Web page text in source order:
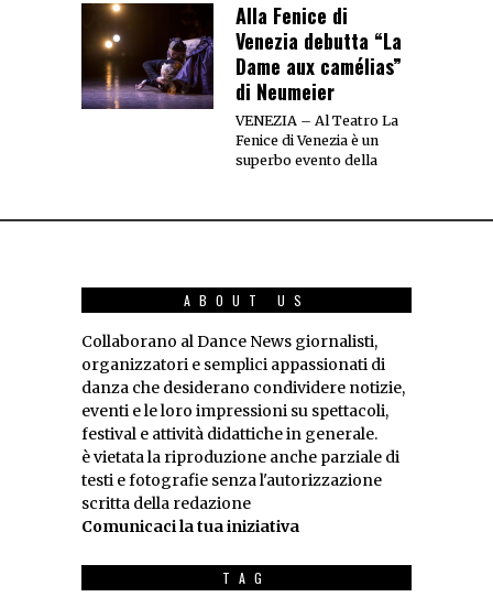
Alla Fenice di
Venezia debutta “La
Dame aux camélias”
di Neumeier
VENEZIA – Al Teatro La
Fenice di Venezia è un
superbo evento della
ABOUT US
Collaborano al Dance News giornalisti,
organizzatori e semplici appassionati di
danza che desiderano condividere notizie,
eventi e le loro impressioni su spettacoli,
festival e attività didattiche in generale.
è vietata la riproduzione anche parziale di
testi e fotografie senza l'autorizzazione
scritta della redazione
Comunicaci la tua iniziativa
TAG